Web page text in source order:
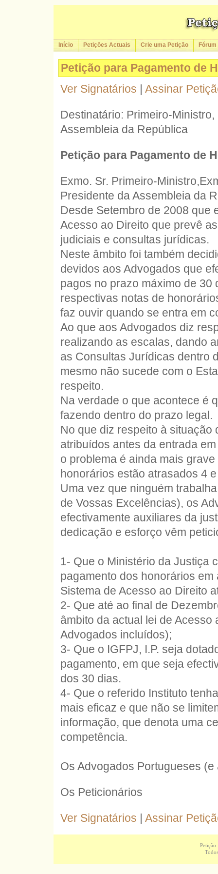
Início Petições Actuais Crie uma Petição Fórum
Petição para Pagamento de
Ver Signatários | Assinar
Destinatário: Primeiro-
Assembleia da República
Petição para Pagamento de
Exmo. Sr. Primeiro-
Presidente da Assembleia da
Desde Setembro de 2008 que
Acesso ao Direito que prevê
judiciais e consultas jurídicas.
Neste âmbito foi também
devidos aos Advogados que
pagos no prazo máximo de
respectivas notas de
faz ouvir quando se entra em
Ao que aos Advogados diz
realizando as escalas, dando
as Consultas Jurídicas dentro
mesmo não sucede com o
respeito.
Na verdade o que acontece é
fazendo dentro do prazo legal.
No que diz respeito à
atribuídos antes da entrada
o problema é ainda mais
honorários estão atrasados 4
Uma vez que ninguém
de Vossas Excelências), os
efectivamente auxiliares da
dedicação e esforço vêm
1- Que o Ministério da Justiça
pagamento dos honorários
Sistema de Acesso ao Direito
2- Que até ao final de
âmbito da actual lei de
Advogados incluídos);
3- Que o IGFPJ, I.P. seja
pagamento, em que seja
dos 30 dias.
4- Que o referido Instituto
mais eficaz e que não se
informação, que denota uma
competência.
Os Advogados Portugueses
Os Peticionários
Ver Signatários | Assinar
Petição